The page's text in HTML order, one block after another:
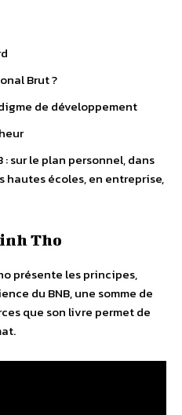
Brut ?
de développement
: sur le plan personnel, dans
hautes écoles, en entreprise,
Tho
présente les principes,
du BNB, une somme de
que son livre permet de